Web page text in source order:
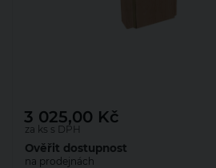
za ks s DPH
3 025,00 Kč
Ověřit dostupnost
na prodejnách